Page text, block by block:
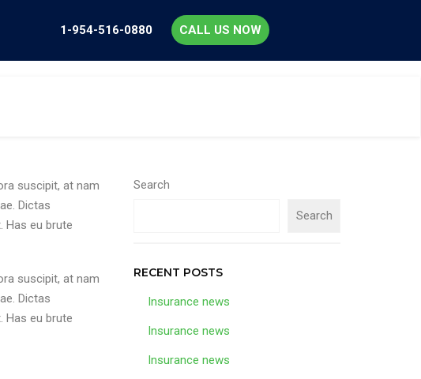
1-954-516-0880 CALL US NOW
suscipit, at nam
Dictas
Has eu brute
suscipit, at nam
Dictas
Has eu brute
Search
Search
RECENT POSTS
Insurance news
Insurance news
Insurance news